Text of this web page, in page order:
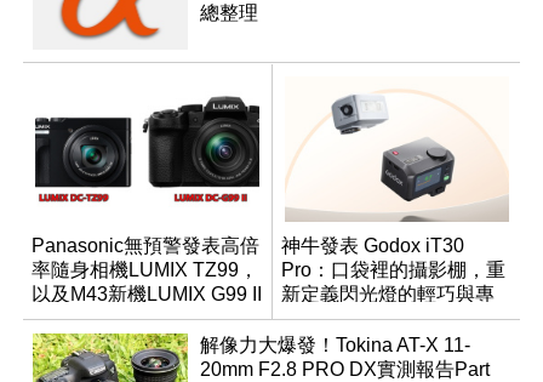
總整理
Panasonic無預警發表高倍
率隨身相機LUMIX TZ99，
以及M43新機LUMIX G99 II
神牛發表 Godox iT30
Pro：口袋裡的攝影棚，重
新定義閃光燈的輕巧與專
業
解像力大爆發！Tokina AT-X 11-
20mm F2.8 PRO DX實測報告Part